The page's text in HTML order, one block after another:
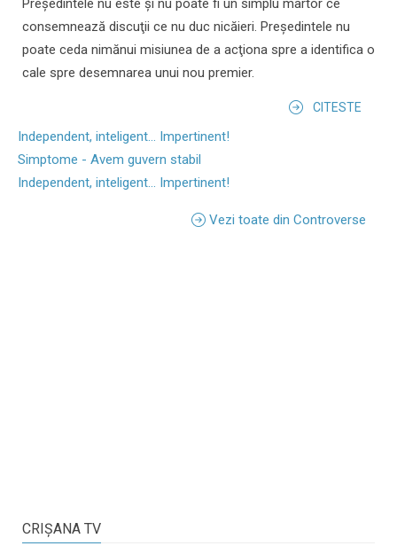
Preşedintele nu este şi nu poate fi un simplu martor ce
consemnează discuţii ce nu duc nicăieri. Preşedintele nu
poate ceda nimănui misiunea de a acţiona spre a identifica o
cale spre desemnarea unui nou premier.
CITESTE
Independent, inteligent... Impertinent!
Simptome - Avem guvern stabil
Independent, inteligent... Impertinent!
Vezi toate din Controverse
CRIŞANA TV